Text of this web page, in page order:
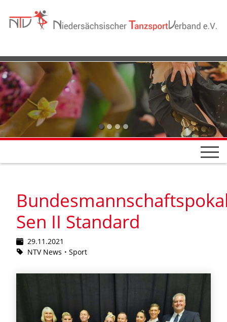
Sen II Standard
29.11.2021
NTV News
Sport